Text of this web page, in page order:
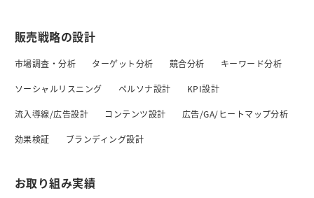
販売戦略の設計
市場調査・分析 ターゲット分析 競合分析 キーワード分析
ソーシャルリスニング ペルソナ設計 KPI設計
流入導線/広告設計 コンテンツ設計 広告/GA/ヒートマップ分析
効果検証 ブランディング設計
お取り組み実績